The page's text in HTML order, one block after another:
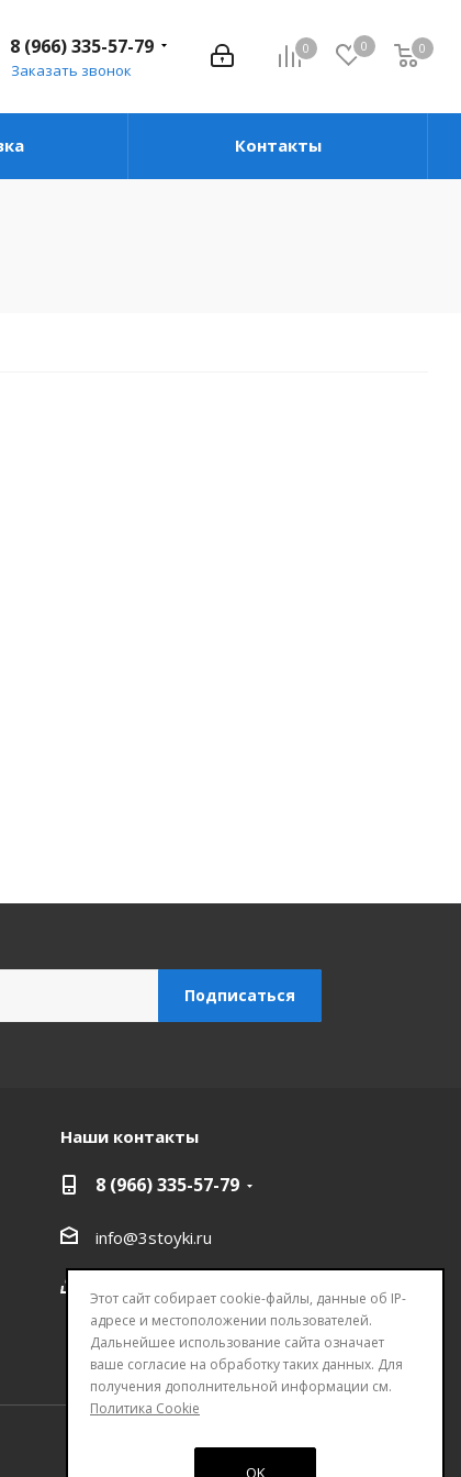
0 0 0
0
8 (966) 335-57-79
Заказать звонок
Контакты
Наши контакты
8 (966) 335-57-79
info@3stoyki.ru
Г. МОСКВА, ПЕРОВСКОЕ ШОССЕ,
ДОМ 21
Этот сайт собирает cookie-файлы, данные об IP-
адресе и местоположении пользователей.
Дальнейшее использование сайта означает
ваше согласие на обработку таких данных. Для
получения дополнительной информации см.
Политика Cookie
OK